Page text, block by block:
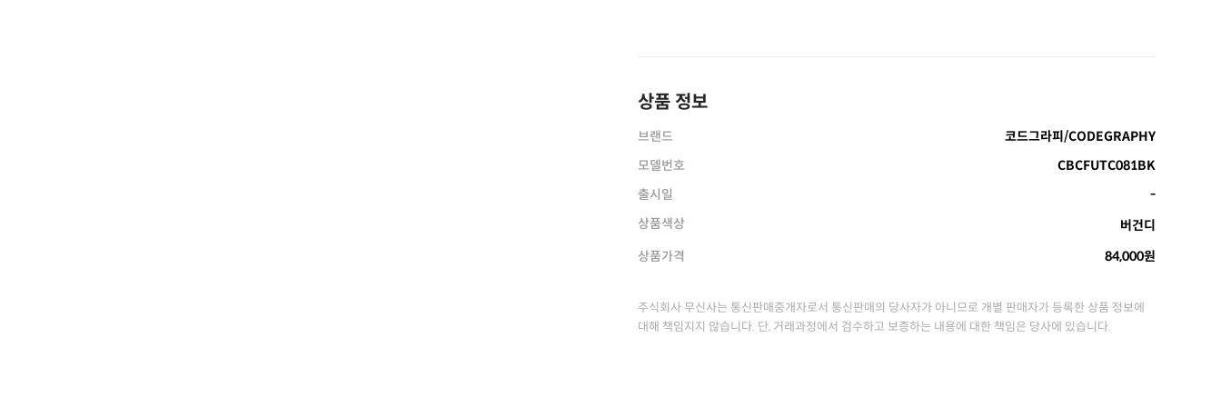
상품 정보
브랜드
코드그라피/CODEGRAPHY
모델번호
CBCFUTC081BK
출시일
-
상품색상
버건디
상품가격
84,000원
주식회사 무신사는 통신판매중개자로서 통신판매의 당사자가 아니므로 개별 판매자가 등록한 상품 정보에
대해 책임지지 않습니다. 단, 거래과정에서 검수하고 보증하는 내용에 대한 책임은 당사에 있습니다.